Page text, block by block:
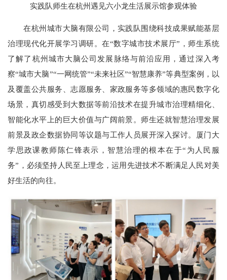
实践队师生在杭州遇见六小龙生活展示馆参观体验
在杭州城市大脑有限公司，实践队围绕科技成果赋能基层
治理现代化开展学习调研。在“数字城市技术展厅”，师生系统
了解了杭州城市大脑公司发展脉络与前沿应用，通过深入考
察“城市大脑”“一网统管”“未来社区”“智慧康养”等典型案例，以
及覆盖公共服务、志愿服务、家政服务等多领域的惠民数字化
场景，真切感受到大数据等前沿技术在提升城市治理精细化、
智能化水平上的巨大价值与广阔前景。师生还就智慧治理发展
前景及政企数据协同等议题与工作人员展开深入探讨。厦门大
学思政课教师陈仁锋表示，智慧治理的根本在于“为人民服
务”，必须坚持人民至上理念，运用先进技术不断满足人民对美
好生活的向往。